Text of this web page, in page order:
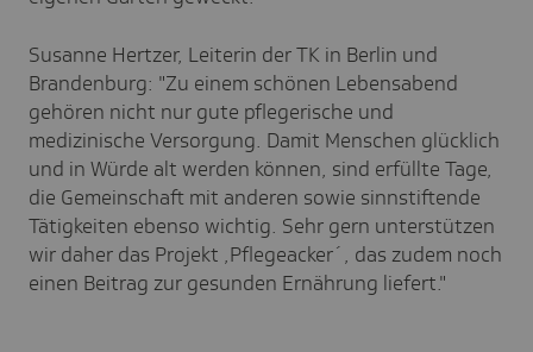
Susanne Hertzer, Leiterin der TK in Berlin und
Brandenburg: "Zu einem schönen Lebensabend
gehören nicht nur gute pflegerische und
medizinische Versorgung. Damit Menschen glücklich
und in Würde alt werden können, sind erfüllte Tage,
die Gemeinschaft mit anderen sowie sinnstiftende
Tätigkeiten ebenso wichtig. Sehr gern unterstützen
wir daher das Projekt ,Pflegeacker´, das zudem noch
einen Beitrag zur gesunden Ernährung liefert."